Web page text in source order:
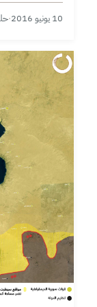
10 يونيو 2016 ·